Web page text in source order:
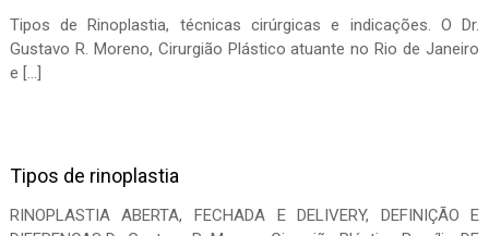
Tipos de Rinoplastia, técnicas cirúrgicas e indicações. O Dr.
Gustavo R. Moreno, Cirurgião Plástico atuante no Rio de Janeiro
e […]
Tipos de rinoplastia
RINOPLASTIA ABERTA, FECHADA E DELIVERY, DEFINIÇÃO E